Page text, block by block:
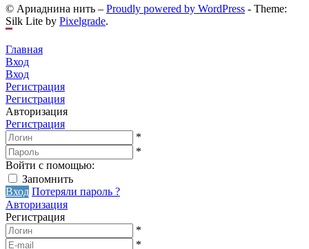
© Ариаднина нить – Proudly powered by WordPress - Theme:
Silk Lite by Pixelgrade.
Главная
Вход
Вход
Регистрация
Регистрация
Авторизация
Регистрация
*
*
Войти с помощью:
Запомнить
Вход Потеряли пароль ?
Авторизация
Регистрация
*
*